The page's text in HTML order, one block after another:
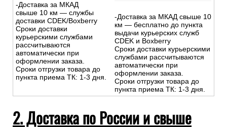
-Доставка за МКАД
свыше 10 км — службы
доставки CDEK/Boxberry
Сроки доставки
курьерскими службами
рассчитываются
автоматически при
оформлении заказа.
Сроки отгрузки товара до
пункта приема ТК: 1-3 дня.
-Доставка за МКАД свыше 10
км — бесплатно до пункта
выдачи курьерских служб
CDEK и Boxberry
Сроки доставки курьерскими
службами рассчитываются
автоматически при
оформлении заказа.
Сроки отгрузки товара до
пункта приема ТК: 1-3 дня.
2. Доставка по России и свыше